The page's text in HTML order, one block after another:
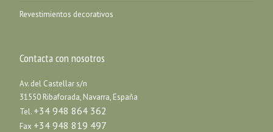
Revestimientos decorativos
Contacta con nosotros
Av. del Castellar s/n
31550 Ribaforada, Navarra, España
Tel. +34 948 864 362
Fax +34 948 819 497